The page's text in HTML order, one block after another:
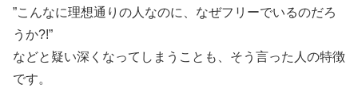
”こんなに理想通りの人なのに、なぜフリーでいるのだろ
うか?!”
などと疑い深くなってしまうことも、そう言った人の特徴
です。